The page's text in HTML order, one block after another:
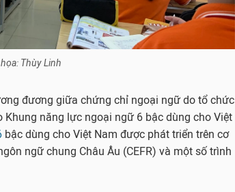
Thùy Linh
đương giữa chứng chỉ ngoại ngữ do tổ chức
năng lực ngoại ngữ 6 bậc dùng cho Việt
bậc dùng cho Việt Nam được phát triển trên cơ
ngữ chung Châu Âu (CEFR) và một số trình